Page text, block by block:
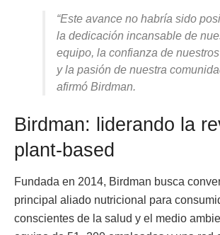
“Este avance no habría sido
la dedicación incansable de
equipo, la confianza de
y la pasión de nuestra
afirmó Birdman.
Birdman: liderando la
plant-based
Fundada en 2014, Birdman busca
principal aliado nutricional para
conscientes de la salud y el medio